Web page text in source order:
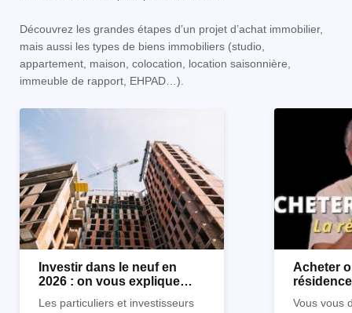
Découvrez les grandes étapes d’un projet d’achat immobilier,
mais aussi les types de biens immobiliers (studio,
appartement, maison, colocation, location saisonnière,
immeuble de rapport, EHPAD…).
Investir dans le neuf en
2026 : on vous explique
Les particuliers et investisseurs
Acheter
Vous vous